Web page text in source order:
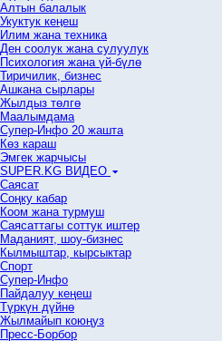
Алтын балалык
Укуктук кеӊеш
Илим жана техника
Ден соолук жана сулуулук
Психология жана үй-бүлө
Тиричилик, бизнес
Ашкана сырлары
Жылдыз төлгө
Маалымдама
Супер-Инфо 20 жашта
Көз караш
Эмгек жарчысы
SUPER.KG ВИДЕО
Саясат
Cоңку кабар
Коом жана турмуш
Саясаттагы соттук иштер
Маданият, шоу-бизнес
Кылмыштар, кырсыктар
Спорт
Супер-Инфо
Пайдалуу кеңеш
Түркүн дүйнө
Жылмайып коюңуз
Пресс-Борбор